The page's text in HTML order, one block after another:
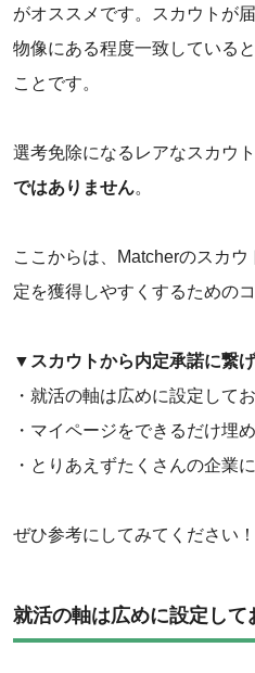
がオススメです。スカウトが
物像にある程度一致している
ことです。
選考免除になるレアなスカウト
ではありません。
ここからは、Matcherのスカ
定を獲得しやすくするための
▼スカウトから内定承諾に繋
・就活の軸は広めに設定してお
・マイページをできるだけ埋
・とりあえずたくさんの企業
ぜひ参考にしてみてください！
就活の軸は広めに設定して